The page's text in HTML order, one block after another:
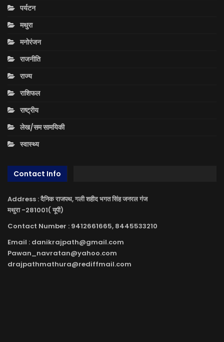
पर्यटन
मथुरा
मनोरंजन
राजनीति
राज्य
राशिफल
राष्ट्रीय
लेख/सम सामयिकी
स्वास्थ्य
Contact Info
Address : दैनिक राजपथ, गली शहीद भगत सिंह जनरल गंज
मथुरा -281001( यूपी)
Contact Number : 9412661665, 8445533210
Email : danikrajpath@gmail.com
Pawan_navratan@yahoo.com
drajpathmathura@rediffmail.com